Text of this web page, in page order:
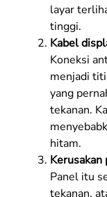
layar
tinggi.
Kabel
Koneksi
menjadi
yang
tekanan.
hitam.
Panel itu
tekanan,